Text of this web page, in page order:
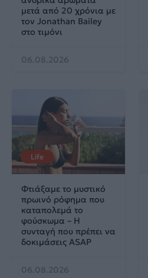
μετά από 20 χρόνια με
τον Jonathan Bailey
στο τιμόνι
06.08.2026
Life
Φτιάξαμε το μυστικό
πρωινό ρόφημα που
καταπολεμά το
φούσκωμα – Η
συνταγή που πρέπει να
δοκιμάσεις ASAP
06.08.2026